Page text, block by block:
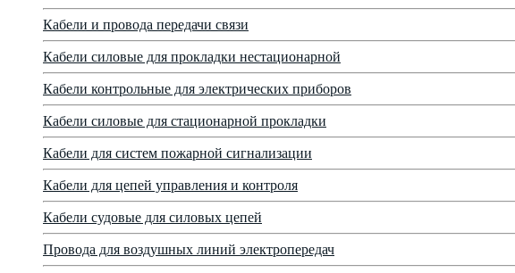
Кабели и провода передачи связи
Кабели силовые для прокладки нестационарной
Кабели контрольные для электрических приборов
Кабели силовые для стационарной прокладки
Кабели для систем пожарной сигнализации
Кабели для цепей управления и контроля
Кабели судовые для силовых цепей
Провода для воздушных линий электропередач